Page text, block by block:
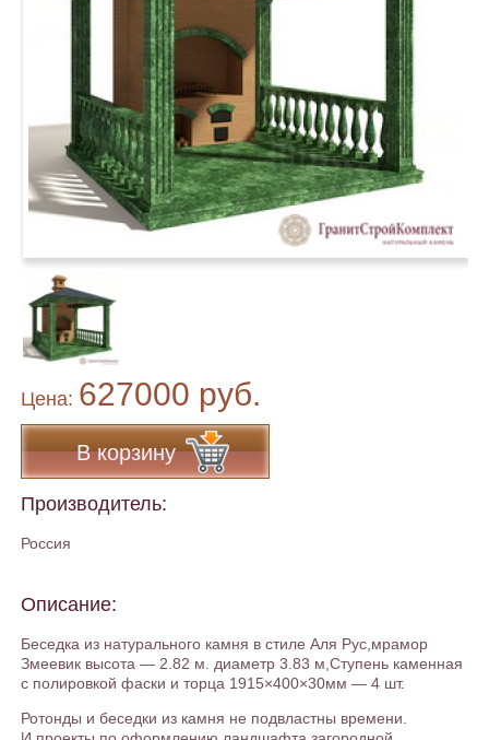
Цена: 627000 руб.
В корзину
Производитель:
Россия
Описание:
Беседка из натурального камня в стиле Аля Рус,мрамор
Змеевик высота — 2.82 м. диаметр 3.83 м,Ступень каменная
с полировкой фаски и торца 1915×400×30мм — 4 шт.
Ротонды и беседки из камня не подвластны времени.